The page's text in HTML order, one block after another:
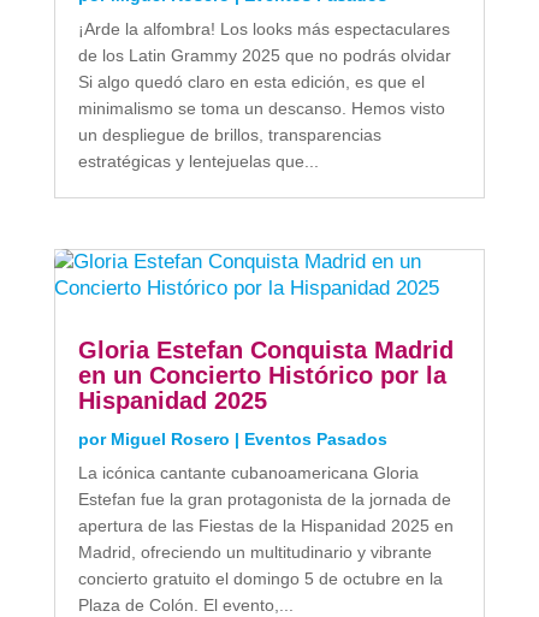
¡Arde la alfombra! Los looks más espectaculares
de los Latin Grammy 2025 que no podrás olvidar
Si algo quedó claro en esta edición, es que el
minimalismo se toma un descanso. Hemos visto
un despliegue de brillos, transparencias
estratégicas y lentejuelas que...
Gloria Estefan Conquista Madrid
en un Concierto Histórico por la
Hispanidad 2025
por Miguel Rosero | Eventos Pasados
La icónica cantante cubanoamericana Gloria
Estefan fue la gran protagonista de la jornada de
apertura de las Fiestas de la Hispanidad 2025 en
Madrid, ofreciendo un multitudinario y vibrante
concierto gratuito el domingo 5 de octubre en la
Plaza de Colón. El evento,...